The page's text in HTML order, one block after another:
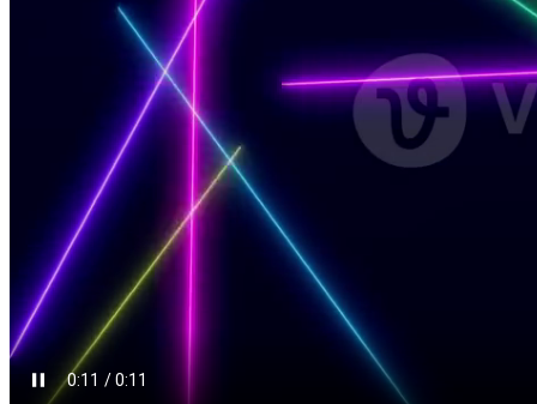
Eventos Editoriais